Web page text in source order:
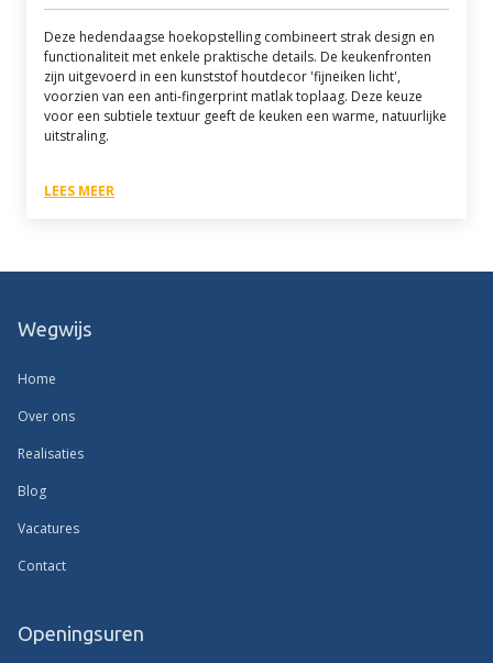
Deze hedendaagse hoekopstelling combineert strak design en
functionaliteit met enkele praktische details. De keukenfronten
zijn uitgevoerd in een kunststof houtdecor 'fijneiken licht',
voorzien van een anti-fingerprint matlak toplaag. Deze keuze
voor een subtiele textuur geeft de keuken een warme, natuurlijke
uitstraling.
LEES MEER
Wegwijs
Home
Over ons
Realisaties
Blog
Vacatures
Contact
Openingsuren